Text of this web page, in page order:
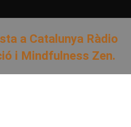
a Catalunya Ràdio
i Mindfulness Zen.